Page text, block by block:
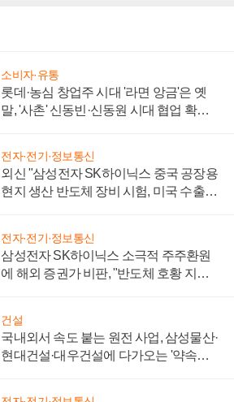
소비자·유통
롯데·농심 창업주 시대 '라면 앙금'은 옛
말, '사촌' 신동빈·신동원 시대 협업 확대
전자·전기·정보통신
외신 "삼성전자 SK하이닉스 중국 공장용
현지 생산 반도체 장비 시험, 미국 수출통
전자·전기·정보통신
삼성전자 SK하이닉스 소극적 주주환원
에 해외 증권가 비판, "반도체 호황 지속
건설
국내외서 속도 붙는 원전 사업, 삼성물산·
현대건설·대우건설에 다가오는 '약속의